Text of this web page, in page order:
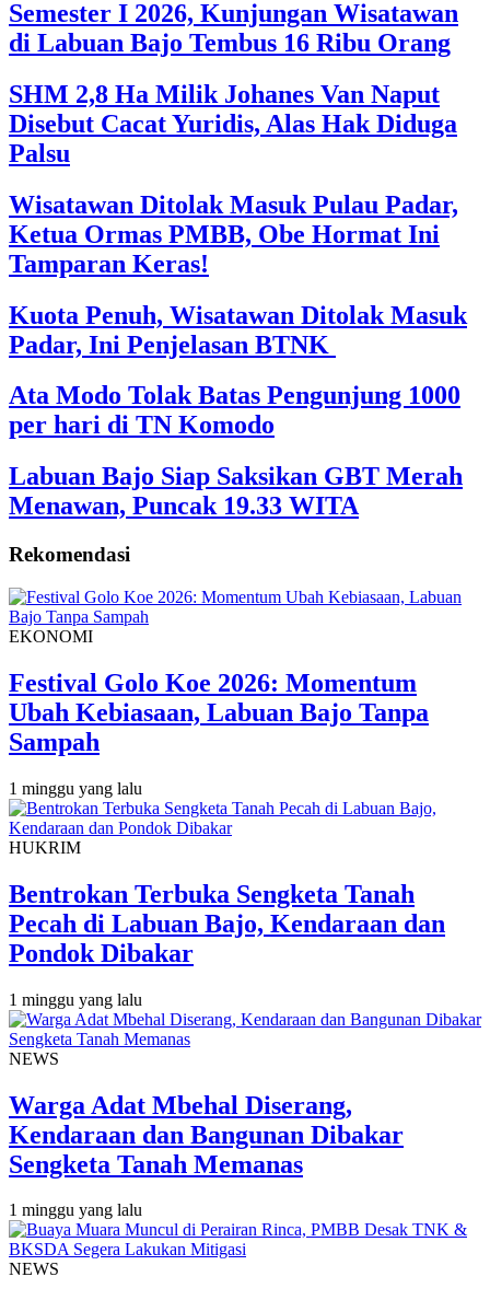
Semester I 2026, Kunjungan Wisatawan
di Labuan Bajo Tembus 16 Ribu Orang
SHM 2,8 Ha Milik Johanes Van Naput
Disebut Cacat Yuridis, Alas Hak Diduga
Palsu
Wisatawan Ditolak Masuk Pulau Padar,
Ketua Ormas PMBB, Obe Hormat Ini
Tamparan Keras!
Kuota Penuh, Wisatawan Ditolak Masuk
Padar, Ini Penjelasan BTNK
Ata Modo Tolak Batas Pengunjung 1000
per hari di TN Komodo
Labuan Bajo Siap Saksikan GBT Merah
Menawan, Puncak 19.33 WITA
Rekomendasi
EKONOMI
Festival Golo Koe 2026: Momentum
Ubah Kebiasaan, Labuan Bajo Tanpa
Sampah
1 minggu yang lalu
HUKRIM
Bentrokan Terbuka Sengketa Tanah
Pecah di Labuan Bajo, Kendaraan dan
Pondok Dibakar
1 minggu yang lalu
NEWS
Warga Adat Mbehal Diserang,
Kendaraan dan Bangunan Dibakar
Sengketa Tanah Memanas
1 minggu yang lalu
NEWS